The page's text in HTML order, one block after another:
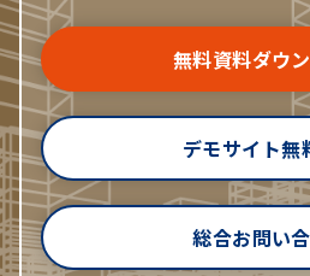
無料資料ダウ
デモサイト無
総合お問い